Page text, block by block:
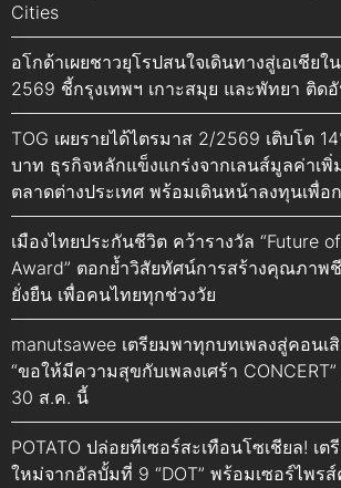
Cities
อโกด้าเผยชาวยุโรปสนใจเดินทางสู่เอเชีย
2569 ชี้กรุงเทพฯ เกาะสมุย และพัทยา ติด
TOG เผยรายได้ไตรมาส 2/2569 เติบโต
บาท ธุรกิจหลักแข็งแกร่งจากเลนส์มูลค่าเพิ่
ตลาดต่างประเทศ พร้อมเดินหน้าลงทุนเพื่อ
เมืองไทยประกันชีวิต คว้ารางวัล “Future
Award” ตอกย้ำวิสัยทัศน์การสร้างคุณภาพ
ยั่งยืน เพื่อคนไทยทุกช่วงวัย
manutsawee เตรียมพาทุกบทเพลงสู่คอนเ
“ขอให้มีความสุขกับเพลงเศร้า
30 ส.ค. นี้
POTATO ปล่อยทีเซอร์สะเทือนโซเชียล! เต
ใหม่จากอัลบั้มที่ 9 “DOT” พร้อมเซอร์ไพร